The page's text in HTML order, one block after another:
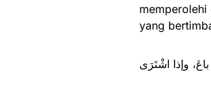
memperolehi
yang
وإذا اشْتَرَى